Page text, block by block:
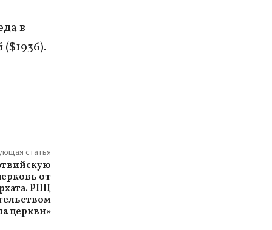
в
статья
от
РПЦ
церкви»